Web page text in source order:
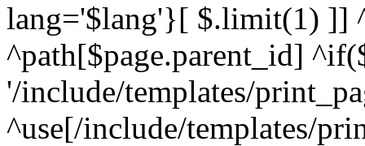
lang='$lang'}[ $.limit(1) ]]
^path[$page.parent_id]
'/include/templates/
^use[/include/templates/